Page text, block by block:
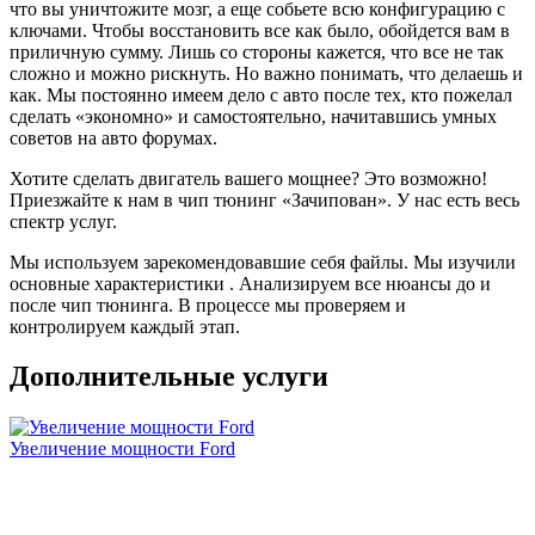
Да, на мой мотор k4m 7 бешеных пони плюсом- это
смех (вроде бы), но они очень нужны (особенно при
обгонах на трассе с однополосным движением.
Подитожу: машина стала другой, для меня более
риятной и адекватной, пропали затупы, появился
запас.
Буду делать на следующей машине- однозначно ДА!
Поеду к Жене, 99% ДА (почему 99%- ну вдруг
электричку куплю, тогда этот 1% на пиво с Жекой
спустим)
Я очень доволен, жене большая человеческая
СПАСИБА!
P.s. И да, по денежке- все как договаривались, так и
вышло. Человек слова!
Заезжала сюда за чипом Солярис 1.6 автомат. Мастер
что вы уничтожите мозг, а еще собьете всю конфигурацию с
ключами. Чтобы восстановить все как было, обойдется вам в
приличную сумму. Лишь со стороны кажется, что все не так
сложно и можно рискнуть. Но важно понимать, что делаешь и
как. Мы постоянно имеем дело с авто после тех, кто пожелал
сделать «экономно» и самостоятельно, начитавшись умных
советов на авто форумах.
Хотите сделать двигатель вашего мощнее? Это возможно!
Приезжайте к нам в чип тюнинг «Зачипован». У нас есть весь
спектр услуг.
Мы используем зарекомендовавшие себя файлы. Мы изучили
основные характеристики . Анализируем все нюансы до и
после чип тюнинга. В процессе мы проверяем и
контролируем каждый этап.
Дополнительные услуги
Увеличение мощности Ford